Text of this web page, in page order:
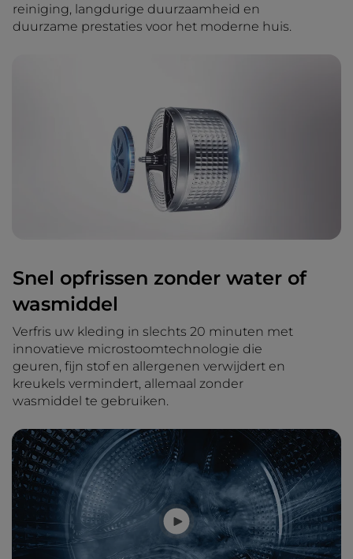
reiniging, langdurige duurzaamheid en
duurzame prestaties voor het moderne huis.
Snel opfrissen zonder water of
wasmiddel
Verfris uw kleding in slechts 20 minuten met
innovatieve microstoomtechnologie die
geuren, fijn stof en allergenen verwijdert en
kreukels vermindert, allemaal zonder
wasmiddel te gebruiken.